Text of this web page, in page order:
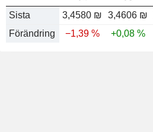
Sista
3,4580 ₪ 3,4606 ₪
Förändring
−1,39 % +0,08 %